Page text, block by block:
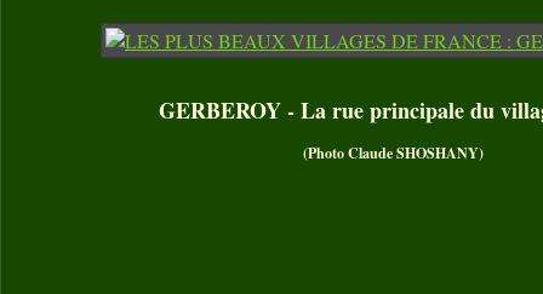
GERBEROY - La rue principale du
(Photo Claude SHOSHANY)